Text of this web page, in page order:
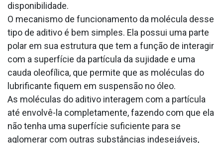
disponibilidade.
O mecanismo de funcionamento da molécula desse
tipo de aditivo é bem simples. Ela possui uma parte
polar em sua estrutura que tem a função de interagir
com a superfície da partícula da sujidade e uma
cauda oleofílica, que permite que as moléculas do
lubrificante fiquem em suspensão no óleo.
As moléculas do aditivo interagem com a partícula
até envolvê-la completamente, fazendo com que ela
não tenha uma superfície suficiente para se
aglomerar com outras substâncias indesejáveis,